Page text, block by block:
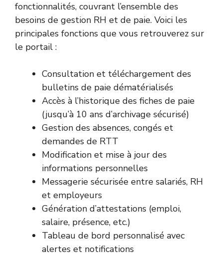
fonctionnalités, couvrant l’ensemble des
besoins de gestion RH et de paie. Voici les
principales fonctions que vous retrouverez sur
le portail :
Consultation et téléchargement des
bulletins de paie dématérialisés
Accès à l’historique des fiches de paie
(jusqu’à 10 ans d’archivage sécurisé)
Gestion des absences, congés et
demandes de RTT
Modification et mise à jour des
informations personnelles
Messagerie sécurisée entre salariés, RH
et employeurs
Génération d’attestations (emploi,
salaire, présence, etc.)
Tableau de bord personnalisé avec
alertes et notifications